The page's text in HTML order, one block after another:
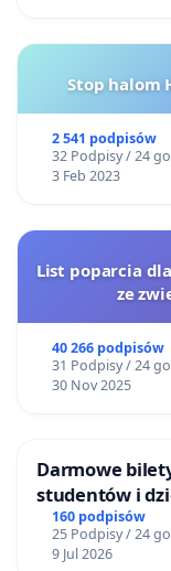
Stop halom
2 541 podpisów
32 Podpisy / 24
3 Feb 2023
List poparcia
ze
40 266 podpisów
31 Podpisy / 24
30 Nov 2025
Darmowe
studentów i
160 podpisów
25 Podpisy / 24
9 Jul 2026